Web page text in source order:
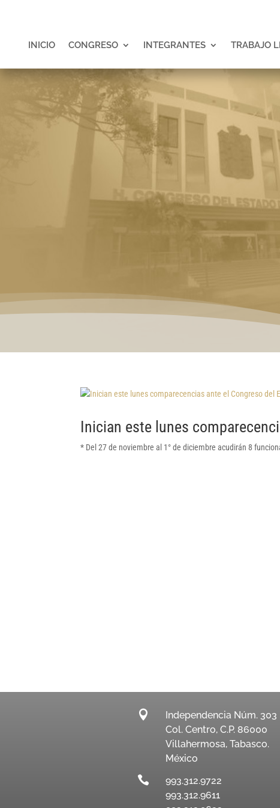
INICIO CONGRESO INTEGRANTES TRABAJO
Inician este lunes
* Del 27 de noviembre al 1° de diciembre acudirán 8

Independencia Núm. 303
Col. Centro, C.P. 86000
Villahermosa, Tabasco.
México

993.312.9722
993.312.9611